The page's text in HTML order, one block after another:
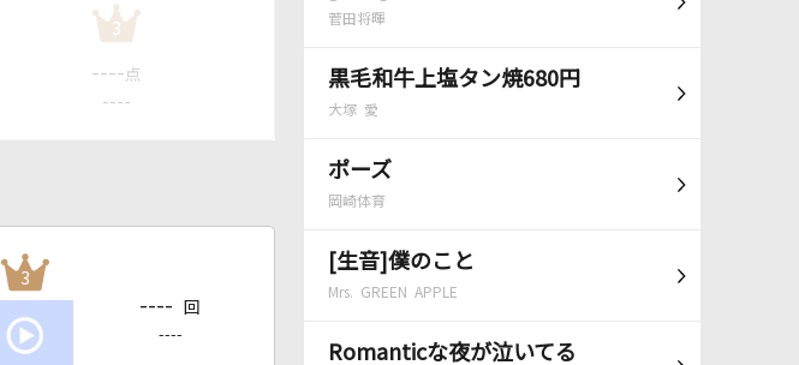
菅田将暉
黒毛和牛上塩タン焼680円
大塚 愛
ポーズ
岡崎体育
[生音]僕のこと
Mrs. GREEN APPLE
Romanticな夜が泣いてる
3
---- 点
----
3
---- 回
----